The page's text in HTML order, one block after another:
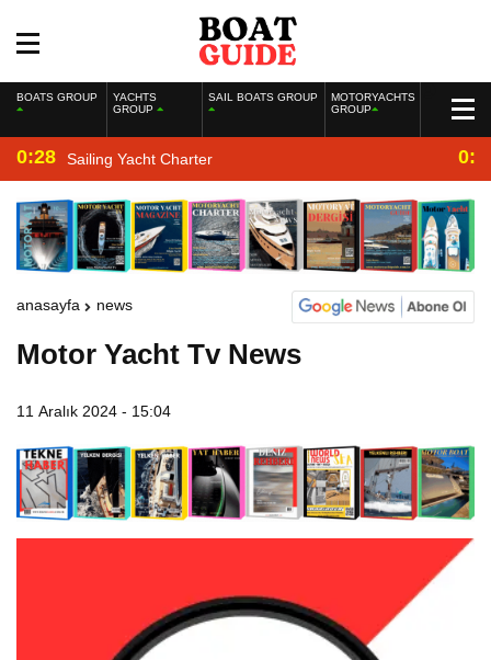
BOATS GROUP
YACHTS
GROUP
SAIL BOATS GROUP
MOTORYACHTS
GROUP
0:28 Sailing Yacht Charter
anasayfa news
Motor Yacht Tv News
11 Aralık 2024 - 15:04